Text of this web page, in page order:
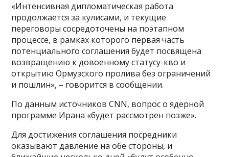
«Интенсивная дипломатическая работа
продолжается за кулисами, и текущие
переговоры сосредоточены на поэтапном
процессе, в рамках которого первая часть
потенциального соглашения будет посвящена
возвращению к довоенному статусу-кво и
открытию Ормузского пролива без ограничений
и пошлин», – говорится в сообщении.
По данным источников CNN, вопрос о ядерной
программе Ирана «будет рассмотрен позже».
Для достижения соглашения посредники
оказывают давление на обе стороны, и